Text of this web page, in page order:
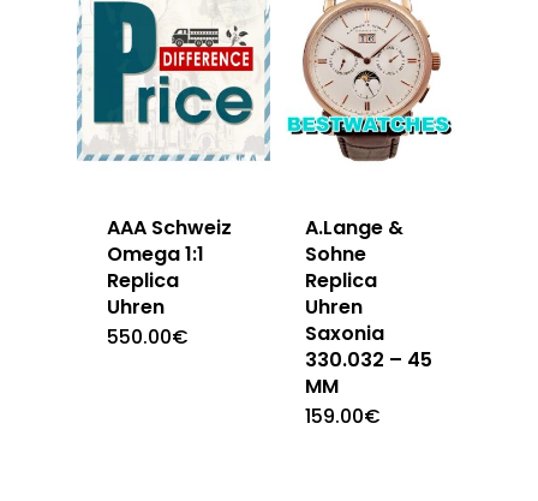
AAA Schweiz
Omega 1:1
Replica
Uhren
550.00€
A.Lange &
Sohne
Replica
Uhren
Saxonia
330.032 – 45
MM
159.00€